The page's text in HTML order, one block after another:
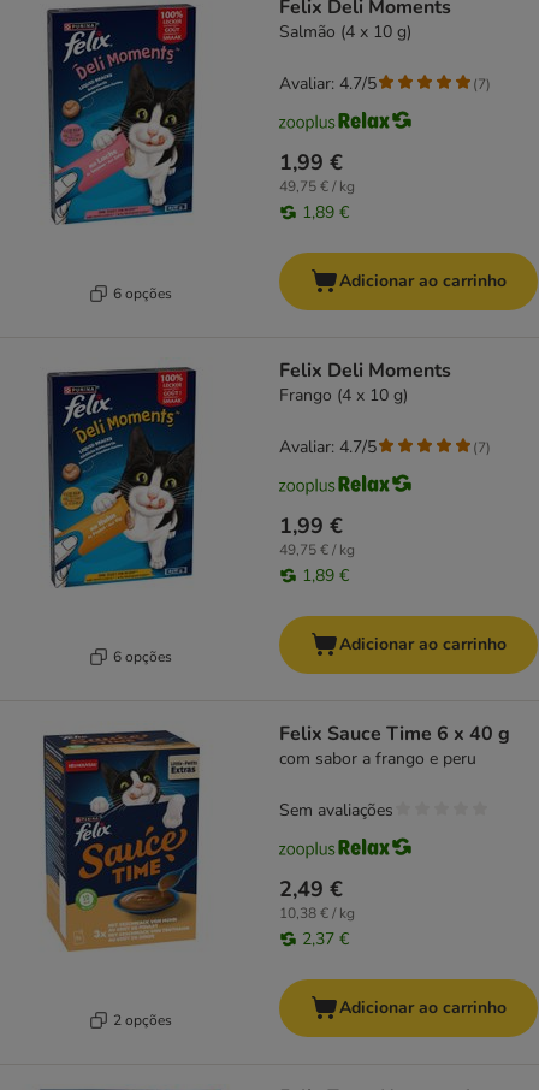
6 opções
Felix Deli Moments
Salmão (4 x 10 g)
1,99 €
49,75 € / kg
1,89 €
Avaliar: 4.7/5 (7)
Adicionar ao carrinho
6 opções
Felix Deli Moments
Frango (4 x 10 g)
1,99 €
49,75 € / kg
1,89 €
Avaliar: 4.7/5 (7)
Adicionar ao carrinho
2 opções
Felix Sauce Time 6 x 40 g
com sabor a frango e peru
2,49 €
10,38 € / kg
2,37 €
Sem avaliações
Adicionar ao carrinho